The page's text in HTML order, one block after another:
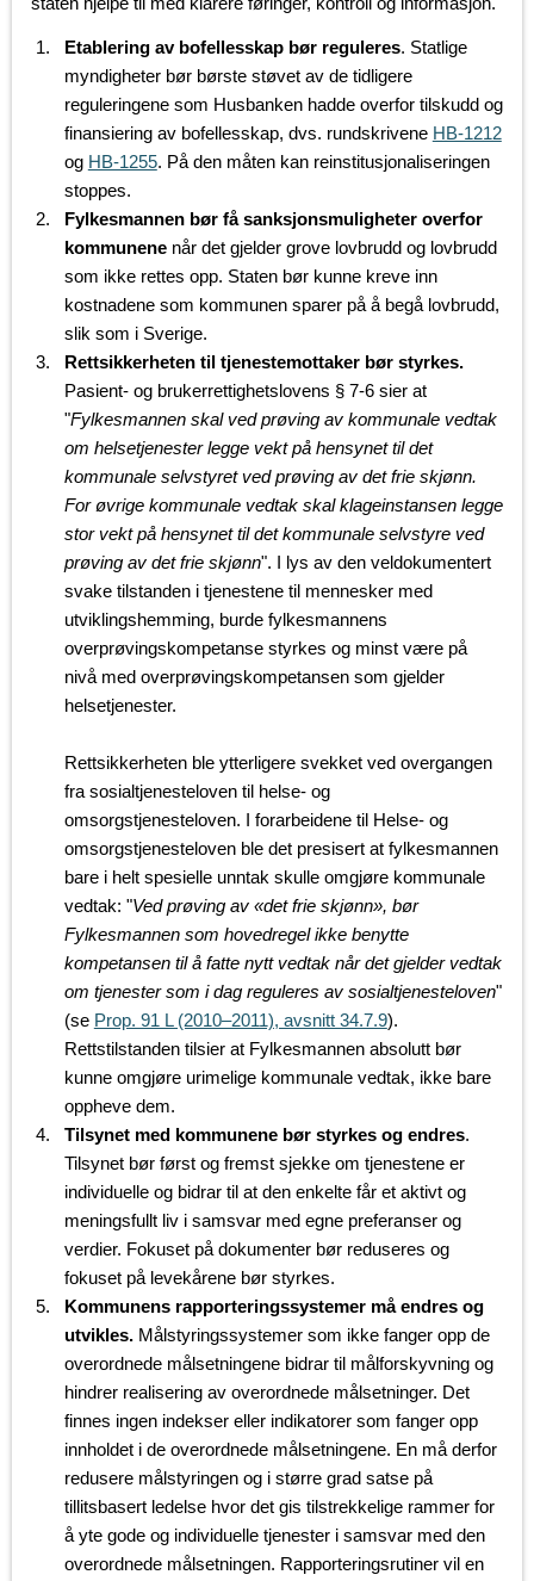
Etablering av bofellesskap bør reguleres. Statlige
myndigheter bør børste støvet av de tidligere
reguleringene som Husbanken hadde overfor tilskudd og
finansiering av bofellesskap, dvs. rundskrivene HB-1212
og HB-1255. På den måten kan reinstitusjonaliseringen
stoppes.
Fylkesmannen bør få sanksjonsmuligheter overfor
kommunenenår det gjelder grove lovbrudd og lovbrudd
som ikke rettes opp. Staten bør kunne kreve inn
kostnadene som kommunen sparer på å begå lovbrudd,
slik som i Sverige.
Rettsikkerheten til tjenestemottaker bør styrkes.
Pasient- og brukerrettighetslovens § 7-6 sier at
"Fylkesmannen skal ved prøving av kommunale vedtak
om helsetjenester legge vekt på hensynet til det
kommunale selvstyret ved prøving av det frie skjønn.
For øvrige kommunale vedtak skal klageinstansen legge
stor vekt på hensynet til det kommunale selvstyre ved
prøving av det frie skjønn". I lys av den veldokumentert
svake tilstanden i tjenestene til mennesker med
utviklingshemming, burde fylkesmannens
overprøvingskompetanse styrkes og minst være på
nivå med overprøvingskompetansen som gjelder
helsetjenester.
Rettsikkerheten ble ytterligere svekket ved overgangen
fra sosialtjenesteloven til helse- og
omsorgstjenesteloven. I forarbeidene til Helse- og
omsorgstjenesteloven ble det presisert at fylkesmannen
bare i helt spesielle unntak skulle omgjøre kommunale
vedtak: "Ved prøving av «det frie skjønn», bør
Fylkesmannen som hovedregel ikke benytte
kompetansen til å fatte nytt vedtak når det gjelder vedtak
om tjenester som i dag reguleres av sosialtjenesteloven"
(se Prop. 91 L (2010–2011), avsnitt 34.7.9).
Rettstilstanden tilsier at Fylkesmannen absolutt bør
kunne omgjøre urimelige kommunale vedtak, ikke bare
oppheve dem.
Tilsynet med kommunene bør styrkes og endres.
Tilsynet bør først og fremst sjekke om tjenestene er
individuelle og bidrar til at den enkelte får et aktivt og
meningsfullt liv i samsvar med egne preferanser og
verdier. Fokuset på dokumenter bør reduseres og
fokuset på levekårene bør styrkes.
Kommunens rapporteringssystemer må endres og
utvikles.Målstyringssystemer som ikke fanger opp de
overordnede målsetningene bidrar til målforskyvning og
hindrer realisering av overordnede målsetninger. Det
finnes ingen indekser eller indikatorer som fanger opp
innholdet i de overordnede målsetningene. En må derfor
redusere målstyringen og i større grad satse på
tillitsbasert ledelse hvor det gis tilstrekkelige rammer for
å yte gode og individuelle tjenester i samsvar med den
overordnede målsetningen. Rapporteringsrutiner vil en